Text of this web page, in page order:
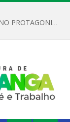
REGULAMENTO OFICIAL DO PRÊMIO ALUNO PROTAGONISTA – EDIÇÃO 2026